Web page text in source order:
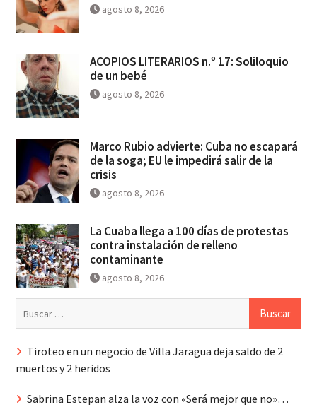
agosto 8, 2026
ACOPIOS LITERARIOS n.º 17: Soliloquio
de un bebé
agosto 8, 2026
Marco Rubio advierte: Cuba no escapará
de la soga; EU le impedirá salir de la
crisis
agosto 8, 2026
La Cuaba llega a 100 días de protestas
contra instalación de relleno
contaminante
agosto 8, 2026
Tiroteo en un negocio de Villa Jaragua deja saldo de 2
muertos y 2 heridos
Sabrina Estepan alza la voz con «Será mejor que no»…